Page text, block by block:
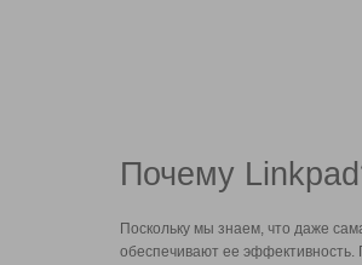
Почему
Поскольку мы знаем, что даже
обеспечивают ее